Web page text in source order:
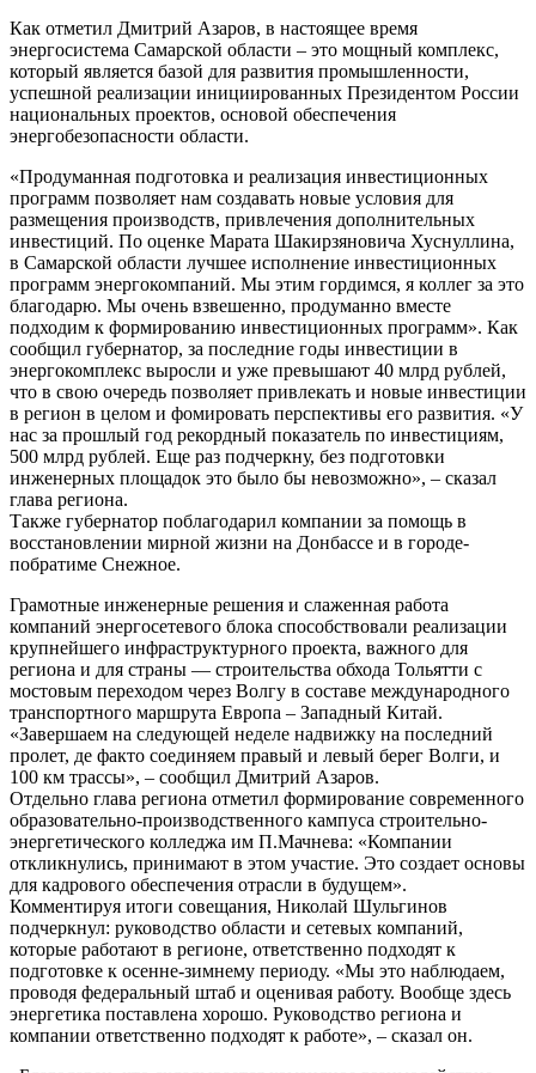
Как отметил Дмитрий Азаров, в настоящее время
энергосистема Самарской области – это мощный комплекс,
который является базой для развития промышленности,
успешной реализации инициированных Президентом России
национальных проектов, основой обеспечения
энергобезопасности области.
«Продуманная подготовка и реализация инвестиционных
программ позволяет нам создавать новые условия для
размещения производств, привлечения дополнительных
инвестиций. По оценке Марата Шакирзяновича Хуснуллина,
в Самарской области лучшее исполнение инвестиционных
программ энергокомпаний. Мы этим гордимся, я коллег за это
благодарю. Мы очень взвешенно, продуманно вместе
подходим к формированию инвестиционных программ». Как
сообщил губернатор, за последние годы инвестиции в
энергокомплекс выросли и уже превышают 40 млрд рублей,
что в свою очередь позволяет привлекать и новые инвестиции
в регион в целом и фомировать перспективы его развития. «У
нас за прошлый год рекордный показатель по инвестициям,
500 млрд рублей. Еще раз подчеркну, без подготовки
инженерных площадок это было бы невозможно», – сказал
глава региона.
Также губернатор поблагодарил компании за помощь в
восстановлении мирной жизни на Донбассе и в городе-
побратиме Снежное.
Грамотные инженерные решения и слаженная работа
компаний энергосетевого блока способствовали реализации
крупнейшего инфраструктурного проекта, важного для
региона и для страны — строительства обхода Тольятти с
мостовым переходом через Волгу в составе международного
транспортного маршрута Европа – Западный Китай.
«Завершаем на следующей неделе надвижку на последний
пролет, де факто соединяем правый и левый берег Волги, и
100 км трассы», – сообщил Дмитрий Азаров.
Отдельно глава региона отметил формирование современного
образовательно-производственного кампуса строительно-
энергетического колледжа им П.Мачнева: «Компании
откликнулись, принимают в этом участие. Это создает основы
для кадрового обеспечения отрасли в будущем».
Комментируя итоги совещания, Николай Шульгинов
подчеркнул: руководство области и сетевых компаний,
которые работают в регионе, ответственно подходят к
подготовке к осенне-зимнему периоду. «Мы это наблюдаем,
проводя федеральный штаб и оценивая работу. Вообще здесь
энергетика поставлена хорошо. Руководство региона и
компании ответственно подходят к работе», – сказал он.